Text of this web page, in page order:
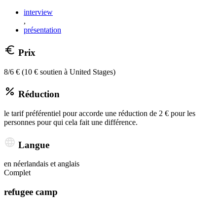
interview
,
présentation
Prix
8/6 € (10 € soutien à United Stages)
Réduction
le tarif préférentiel pour accorde une réduction de 2 € pour les
personnes pour qui cela fait une différence.
Langue
en néerlandais et anglais
Complet
refugee camp